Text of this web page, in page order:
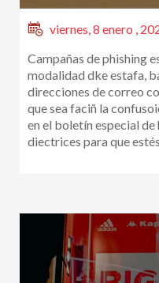
viernes, 8 enero ,
Campañas de phishing
modalidad dke estafa,
direcciones de correo
que sea faciñ la
en el boletín especial de
diectrices para que